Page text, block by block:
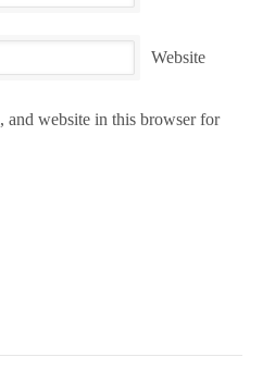
Website
and website in this browser for